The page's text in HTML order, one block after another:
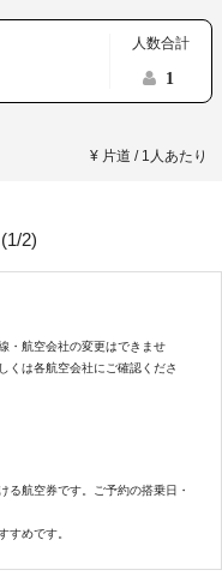
人数合計
1
¥ 片道 / 1人あたり
1/2)
・航空会社の変更はできませ
くは各航空会社にご確認くださ
る航空券です。ご予約の搭乗日・
すめです。